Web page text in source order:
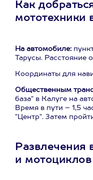
Как
мототехники
На автомобиле:
Тарусы. Расстояние
Координаты для
Общественным
база" в Калуге на
Время в пути – 1,5
"Центр". Затем
Развлечения
и мотоциклов